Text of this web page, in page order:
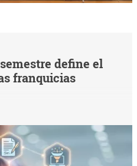
define el
franquicias